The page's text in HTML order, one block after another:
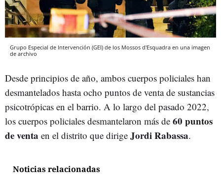
Grupo Especial de Intervención (GEI) de los Mossos d'Esquadra en una imagen
de archivo
Desde principios de año, ambos cuerpos policiales han
desmantelados hasta ocho puntos de venta de sustancias
psicotrópicas en el barrio. A lo largo del pasado 2022,
los cuerpos policiales desmantelaron más de 60 puntos
de venta en el distrito que dirige Jordi Rabassa.
Noticias relacionadas